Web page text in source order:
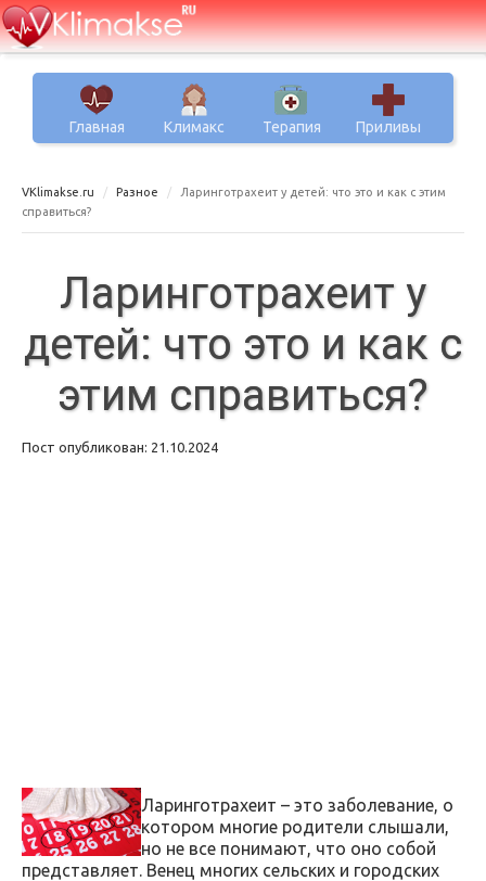
Главная Климакс Терапия Приливы
VKlimakse.ru Разное
Ларинготрахеит у детей: что это и как с этим
справиться?
Ларинготрахеит у
детей: что это и как с
этим справиться?
Пост опубликован: 21.10.2024
Ларинготрахеит – это заболевание, о
котором многие родители слышали,
но не все понимают, что оно собой
представляет. Венец многих сельских и городских